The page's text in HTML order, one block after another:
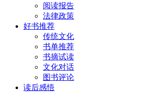
阅读报告
法律政策
好书推荐
传统文化
书单推荐
书摘试读
文化对话
图书评论
读后感悟